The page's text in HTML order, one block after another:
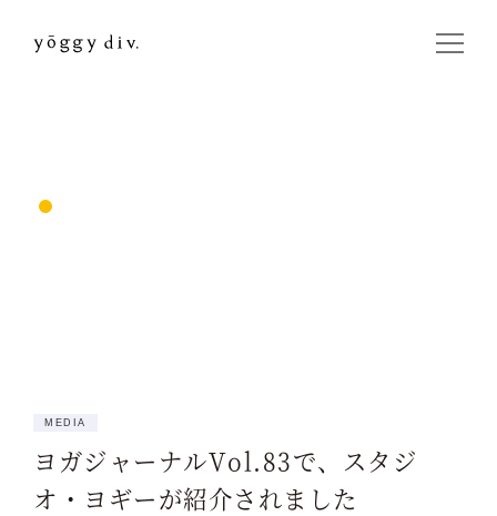
MEDIA
ヨガジャーナルVol.83で、スタジ
オ・ヨギーが紹介されました